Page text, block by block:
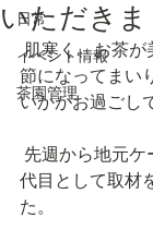
日常
イベント情報
茶園管理
いただきま
肌寒く、お茶が美味しく感じられる季
節になってまい
いかがお過ごし
代目として取材
た。